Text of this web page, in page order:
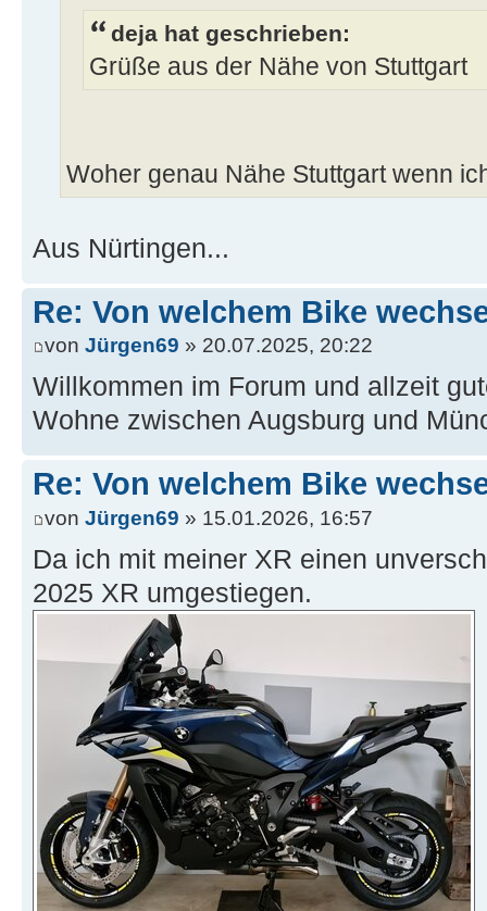
deja hat geschrieben:
Grüße aus der Nähe von Stuttgart
Woher genau Nähe Stuttgart wenn
Aus Nürtingen...
Re: Von welchem Bike
von Jürgen69 » 20.07.2025, 20:22
Willkommen im Forum und allzeit
Wohne zwischen Augsburg und
Re: Von welchem Bike
von Jürgen69 » 15.01.2026, 16:57
Da ich mit meiner XR einen
2025 XR umgestiegen.